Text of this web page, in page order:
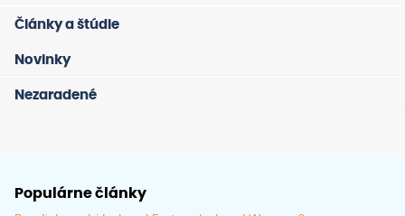
Články a štúdie
Novinky
Nezaradené
Populárne články